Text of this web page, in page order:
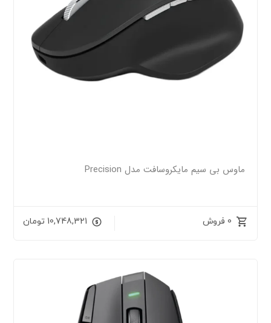
ماوس بی سیم مایکروسافت مدل Precision
0 فروش 10,748,321 تومان